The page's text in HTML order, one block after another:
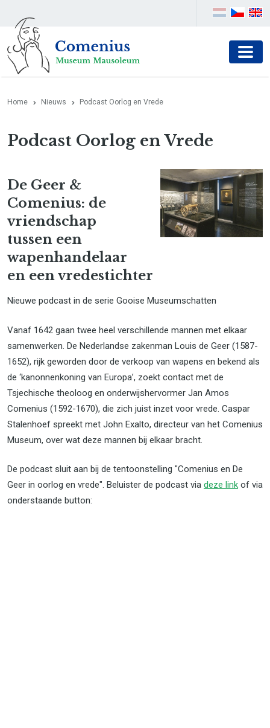
Home Nieuws Podcast Oorlog en Vrede
Podcast Oorlog en Vrede
De Geer &
Comenius: de
vriendschap
tussen een
wapenhandelaar
en een vredestichter
Nieuwe podcast in de serie Gooise Museumschatten
Vanaf 1642 gaan twee heel verschillende mannen met elkaar
samenwerken. De Nederlandse zakenman Louis de Geer (1587-
1652), rijk geworden door de verkoop van wapens en bekend als
de ‘kanonnenkoning van Europa’, zoekt contact met de
Tsjechische theoloog en onderwijshervormer Jan Amos
Comenius (1592-1670), die zich juist inzet voor vrede. Caspar
Stalenhoef spreekt met John Exalto, directeur van het Comenius
Museum, over wat deze mannen bij elkaar bracht.
De podcast sluit aan bij de tentoonstelling "Comenius en De
Geer in oorlog en vrede". Beluister de podcast via deze link of via
onderstaande button: